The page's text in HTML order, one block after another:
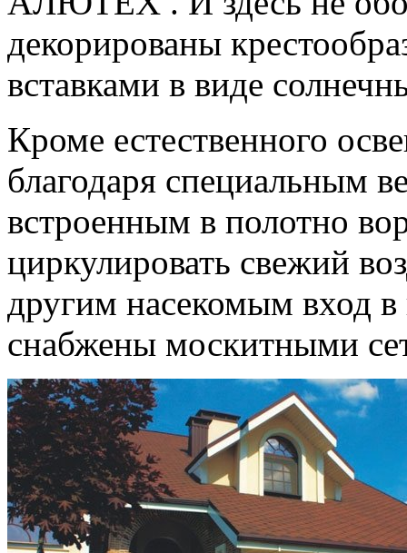
декорированы
вставками в виде
Кроме естественного
благодаря специальным
встроенным в полотно
циркулировать свежий
другим насекомым вход
снабжены москитными